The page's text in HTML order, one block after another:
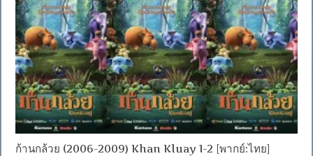
ก้านกล้วย (2006-2009) Khan Kluay 1-2 [พากย์:ไทย]